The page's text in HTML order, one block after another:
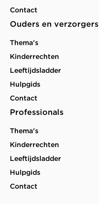
Contact
Ouders en verzorgers
Thema's
Kinderrechten
Leeftijdsladder
Hulpgids
Contact
Professionals
Thema's
Kinderrechten
Leeftijdsladder
Hulpgids
Contact